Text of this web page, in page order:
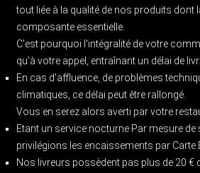
tout liée à la qualité de nos produits dont
composante essentielle.
C'est pourquoi l'intégralité de votre
qu'à votre appel, entraînant un délai de
En cas d'affluence, de problèmes
climatiques, ce délai peut être rallongé.
Vous en serez alors averti par votre
Etant un service nocturne Par mesure de
privilégions les encaissements par Carte
Nos livreurs possèdent pas plus de 20 €